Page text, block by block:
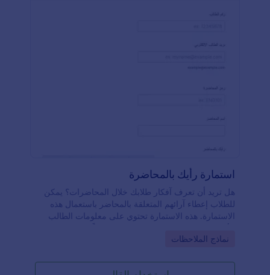
استمارة رأيك بالمحاضرة
هل تريد أن تعرف آفكار طلابك خلال المحاضرات؟ يمكن
للطلاب إعطاء آرائهم المتعلقة بالمحاضر باستعمال هذه
الاستمارة. هذه الاستمارة تحتوي على معلومات الطالب
المحاضرة
Go to Category:
نماذج الملاحظات